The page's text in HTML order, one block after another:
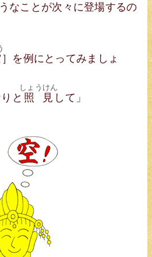
なことが次々に登場するの
］を例にとってみましょ
と 照見
しょうけん
して」